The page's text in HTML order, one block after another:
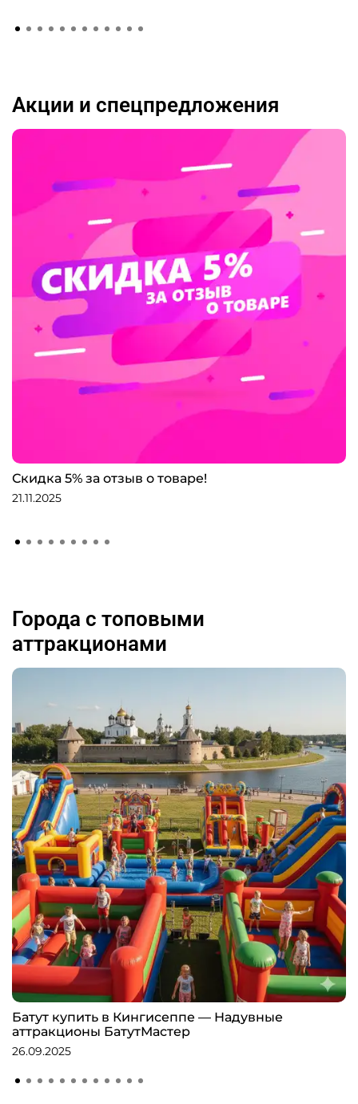
Акции и спецпредложения
Скидка 5% за отзыв о товаре!
21.11.2025
Города с топовыми
аттракционами
Батут купить в Кингисеппе — Надувные
аттракционы БатутМастер
26.09.2025